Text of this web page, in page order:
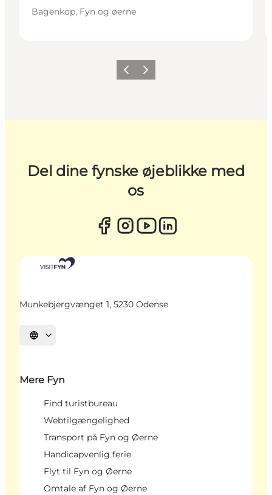
Bagenkop, Fyn og øerne
ForrigeNæste
Del dine fynske øjeblikke med
os
Munkebjergvænget 1, 5230 Odense
Vælg sprog
Mere Fyn
Find turistbureau
Webtilgængelighed
Transport på Fyn og Øerne
Handicapvenlig ferie
Flyt til Fyn og Øerne
Omtale af Fyn og Øerne